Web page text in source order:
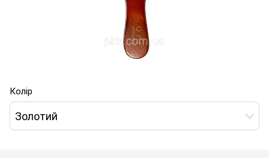
Колір
Золотий